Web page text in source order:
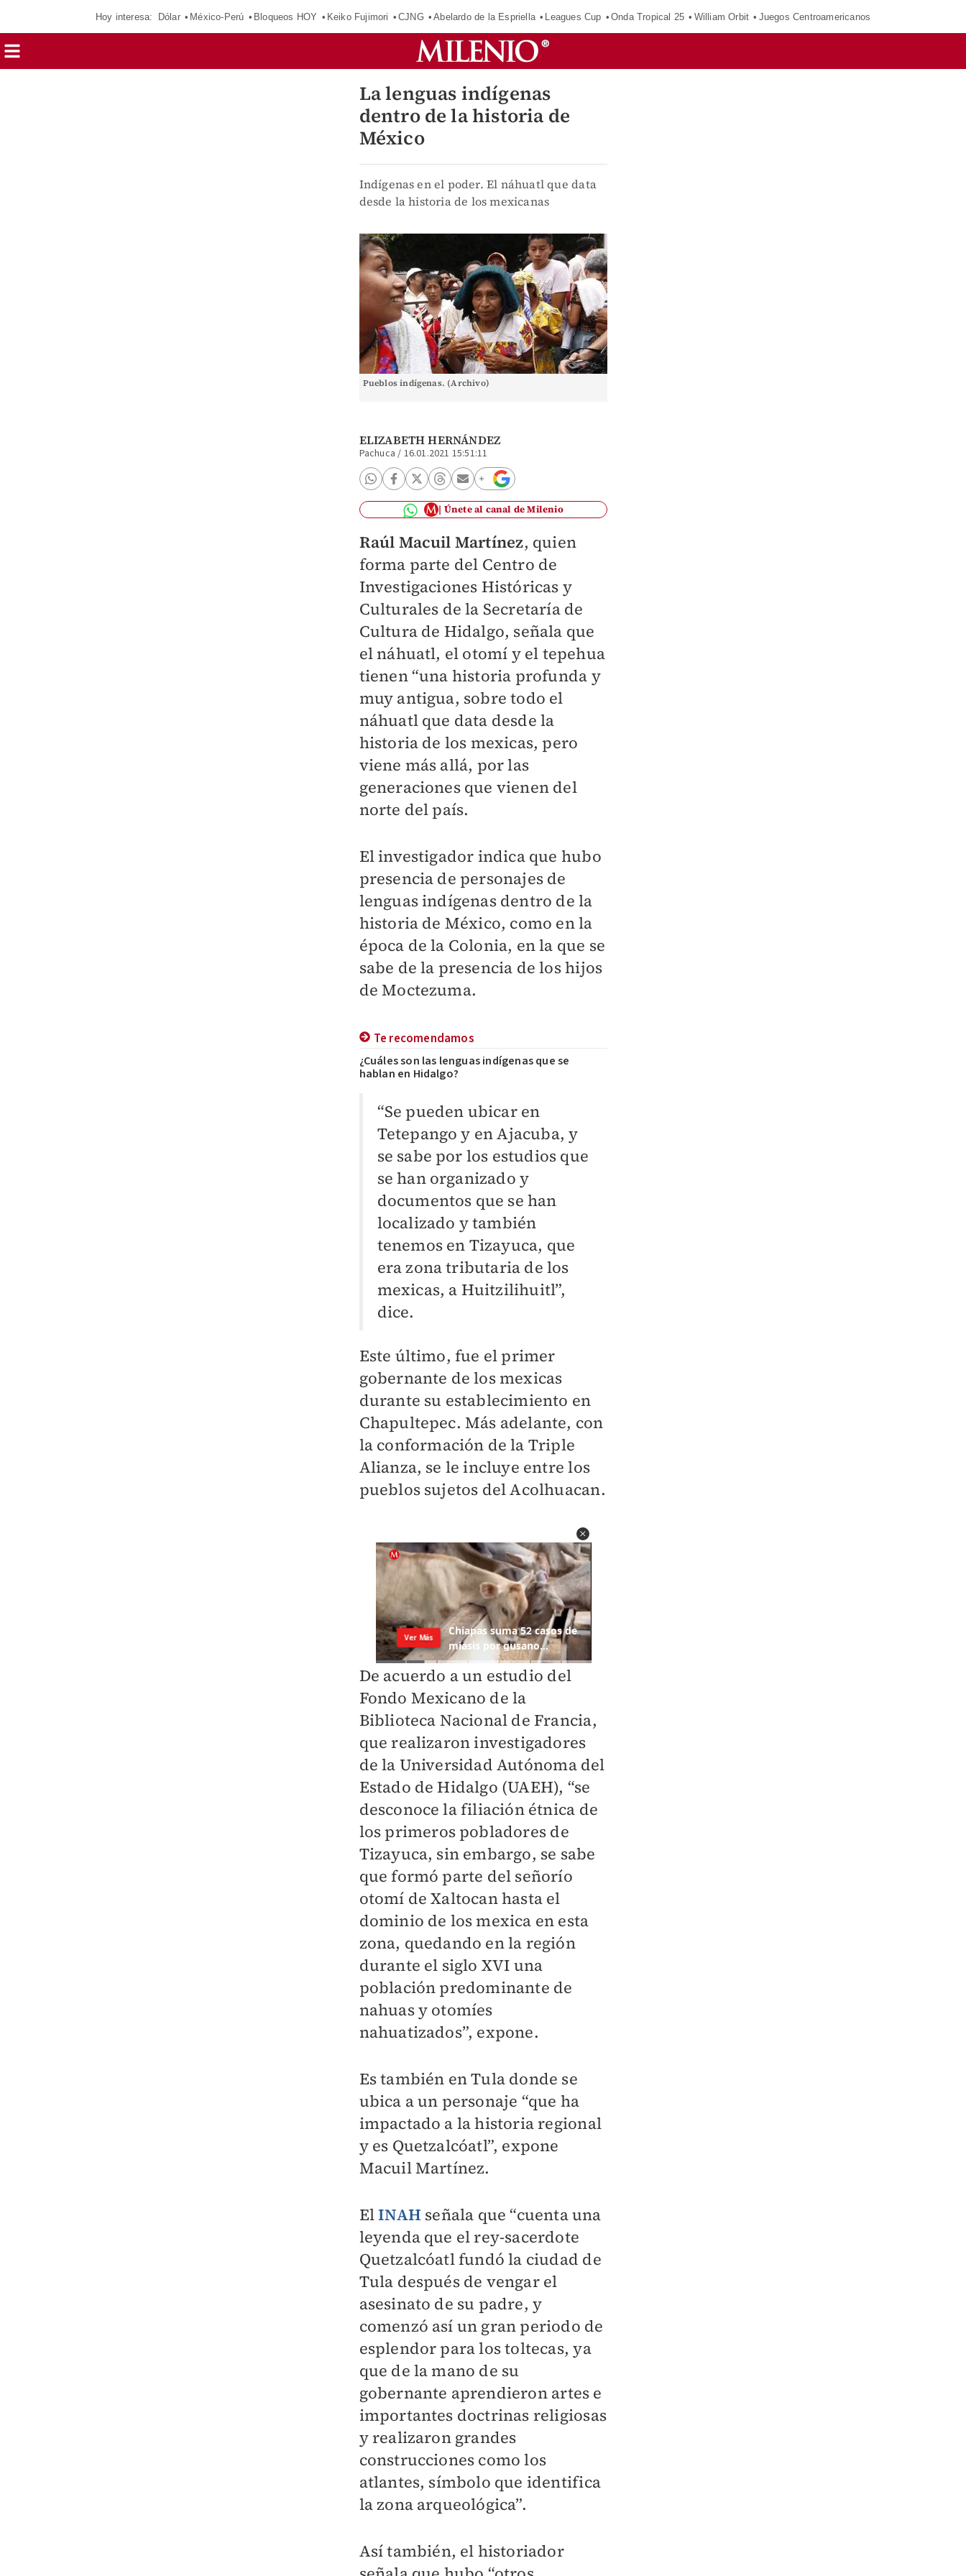
Hoy interesa: Dólar México-Perú Bloqueos HOY Keiko Fujimori CJNG Abelardo de la Espriella Leagues Cup Onda Tropical 25 William Orbit Juegos Centroamericanos
La lenguas indígenas
dentro de la historia de
México
Indígenas en el poder. El náhuatl que data
desde la historia de los mexicanas
Pueblos indígenas. (Archivo)
ELIZABETH HERNÁNDEZ
Pachuca / 16.01.2021 15:51:11
Únete al canal de Milenio
Raúl Macuil Martínez, quien
forma parte del Centro de
Investigaciones Históricas y
Culturales de la Secretaría de
Cultura de Hidalgo, señala que
el náhuatl, el otomí y el tepehua
tienen “una historia profunda y
muy antigua, sobre todo el
náhuatl que data desde la
historia de los mexicas, pero
viene más allá, por las
generaciones que vienen del
norte del país.
El investigador indica que hubo
presencia de personajes de
lenguas indígenas dentro de la
historia de México, como en la
época de la Colonia, en la que se
sabe de la presencia de los hijos
de Moctezuma.
Te recomendamos
¿Cuáles son las lenguas indígenas que se
hablan en Hidalgo?
“Se pueden ubicar en
Tetepango y en Ajacuba, y
se sabe por los estudios que
se han organizado y
documentos que se han
localizado y también
tenemos en Tizayuca, que
era zona tributaria de los
mexicas, a Huitzilihuitl”,
dice.
Este último, fue el primer
gobernante de los mexicas
durante su establecimiento en
Chapultepec. Más adelante, con
la conformación de la Triple
Alianza, se le incluye entre los
pueblos sujetos del Acolhuacan.
De acuerdo a un estudio del
Fondo Mexicano de la
Biblioteca Nacional de Francia,
que realizaron investigadores
de la Universidad Autónoma del
Estado de Hidalgo (UAEH), “se
desconoce la filiación étnica de
los primeros pobladores de
Tizayuca, sin embargo, se sabe
que formó parte del señorío
otomí de Xaltocan hasta el
dominio de los mexica en esta
zona, quedando en la región
durante el siglo XVI una
población predominante de
nahuas y otomíes
nahuatizados”, expone.
Es también en Tula donde se
ubica a un personaje “que ha
impactado a la historia regional
y es Quetzalcóatl”, expone
Macuil Martínez.
ElINAH señala que “cuenta una
leyenda que el rey-sacerdote
Quetzalcóatl fundó la ciudad de
Tula después de vengar el
asesinato de su padre, y
comenzó así un gran periodo de
esplendor para los toltecas, ya
que de la mano de su
gobernante aprendieron artes e
importantes doctrinas religiosas
y realizaron grandes
construcciones como los
atlantes, símbolo que identifica
la zona arqueológica”.
Así también, el historiador